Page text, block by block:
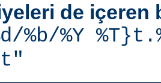
de içeren
%b/%Y